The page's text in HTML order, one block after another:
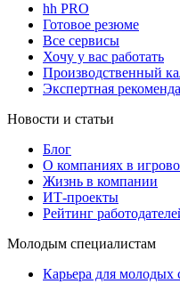
hh PRO
Готовое резюме
Все сервисы
Хочу у вас работать
Производственный
Экспертная
Новости и статьи
Блог
О компаниях в
Жизнь в компании
ИТ-проекты
Рейтинг
Молодым специалистам
Карьера для молодых